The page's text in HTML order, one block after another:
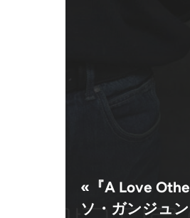
«『A Love
ソ・ガンジュ